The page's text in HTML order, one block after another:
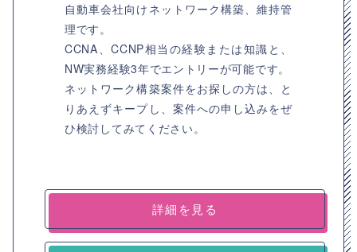
自動車会社向けネットワーク構築、維持管
理です。
CCNA、CCNP相当の経験または知識と、
NW実務経験3年でエントリーが可能です。
ネットワーク構築案件をお探しの方は、と
りあえずキープし、案件への申し込みをぜ
ひ検討してみてください。
詳細を見る